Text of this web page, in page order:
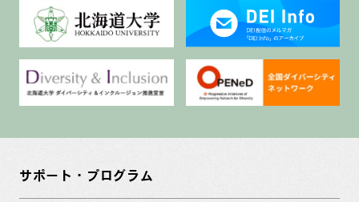
サポート・プログラム